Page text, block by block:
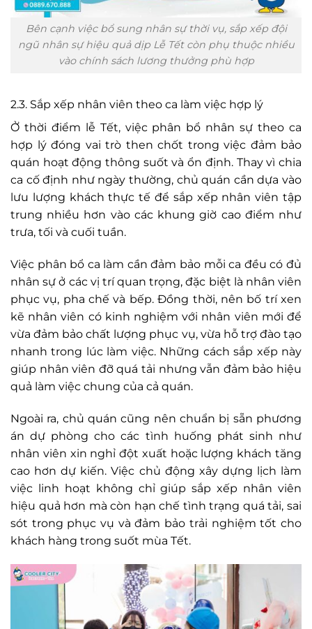
Bên cạnh việc bổ sung nhân sự thời vụ, sắp xếp đội
ngũ nhân sự hiệu quả dịp Lễ Tết còn phụ thuộc nhiều
vào chính sách lương thưởng phù hợp
2.3. Sắp xếp nhân viên theo ca làm việc hợp lý
Ở thời điểm lễ Tết, việc phân bổ nhân sự theo ca
hợp lý đóng vai trò then chốt trong việc đảm bảo
quán hoạt động thông suốt và ổn định. Thay vì chia
ca cố định như ngày thường, chủ quán cần dựa vào
lưu lượng khách thực tế để sắp xếp nhân viên tập
trung nhiều hơn vào các khung giờ cao điểm như
trưa, tối và cuối tuần.
Việc phân bổ ca làm cần đảm bảo mỗi ca đều có đủ
nhân sự ở các vị trí quan trọng, đặc biệt là nhân viên
phục vụ, pha chế và bếp. Đồng thời, nên bố trí xen
kẽ nhân viên có kinh nghiệm với nhân viên mới để
vừa đảm bảo chất lượng phục vụ, vừa hỗ trợ đào tạo
nhanh trong lúc làm việc. Những cách sắp xếp này
giúp nhân viên đỡ quá tải nhưng vẫn đảm bảo hiệu
quả làm việc chung của cả quán.
Ngoài ra, chủ quán cũng nên chuẩn bị sẵn phương
án dự phòng cho các tình huống phát sinh như
nhân viên xin nghỉ đột xuất hoặc lượng khách tăng
cao hơn dự kiến. Việc chủ động xây dựng lịch làm
việc linh hoạt không chỉ giúp sắp xếp nhân viên
hiệu quả hơn mà còn hạn chế tình trạng quá tải, sai
sót trong phục vụ và đảm bảo trải nghiệm tốt cho
khách hàng trong suốt mùa Tết.